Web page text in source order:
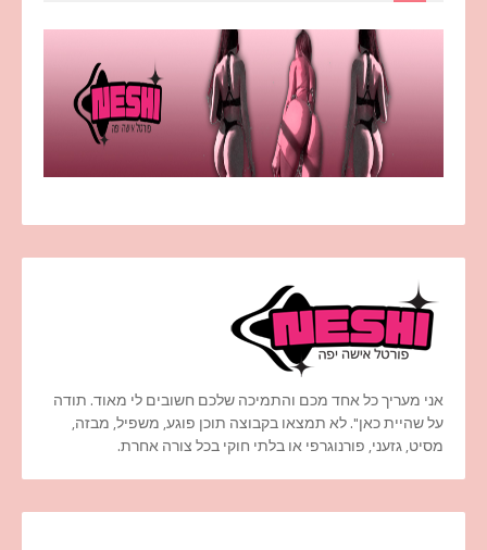
אני מעריך כל אחד מכם והתמיכה שלכם חשובים לי מאוד. תודה
על שהיית כאן". לא תמצאו בקבוצה תוכן פוגע, משפיל, מבזה,
מסיט, גזעני, פורנוגרפי או בלתי חוקי בכל צורה אחרת.